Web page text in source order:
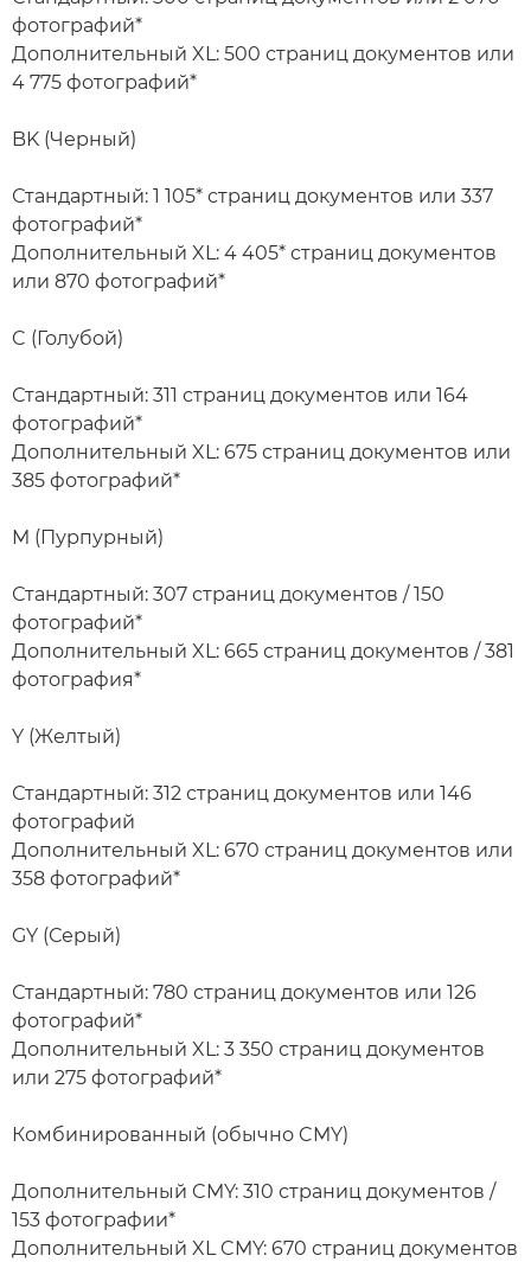
фотографий*
Дополнительный XL: 500 страниц документов или
4 775 фотографий*
BK (Черный)
Стандартный: 1 105* страниц документов или 337
фотографий*
Дополнительный XL: 4 405* страниц документов
или 870 фотографий*
C (Голубой)
Стандартный: 311 страниц документов или 164
фотографий*
Дополнительный XL: 675 страниц документов или
385 фотографий*
M (Пурпурный)
Стандартный: 307 страниц документов / 150
фотографий*
Дополнительный XL: 665 страниц документов / 381
фотография*
Y (Желтый)
Стандартный: 312 страниц документов или 146
фотографий
Дополнительный XL: 670 страниц документов или
358 фотографий*
GY (Серый)
Стандартный: 780 страниц документов или 126
фотографий*
Дополнительный XL: 3 350 страниц документов
или 275 фотографий*
Комбинированный (обычно CMY)
Дополнительный CMY: 310 страниц документов /
153 фотографии*
Дополнительный XL CMY: 670 страниц документов